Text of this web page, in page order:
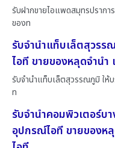
รับฝากขายไอแพดสมุทรปรากา
ของท
รับจำนำแท็บเล็ตสุวร
ไอที ขายของหลุดจำน
รับจำนำแท็บเล็ตสุวรรณภูมิ ให้
ท
รับจำนำคอมพิวเตอร์บ
อุปกรณ์ไอที ขายของห